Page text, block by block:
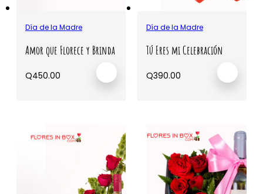
Día de la Madre
Amor que Florece y Brinda
Q450.00
Día de la Madre
Tú Eres mi Celebración
Q390.00